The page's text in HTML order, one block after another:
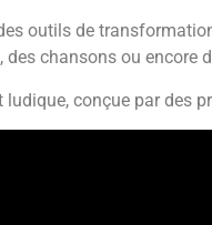
outils de
chansons ou encore
conçue par des